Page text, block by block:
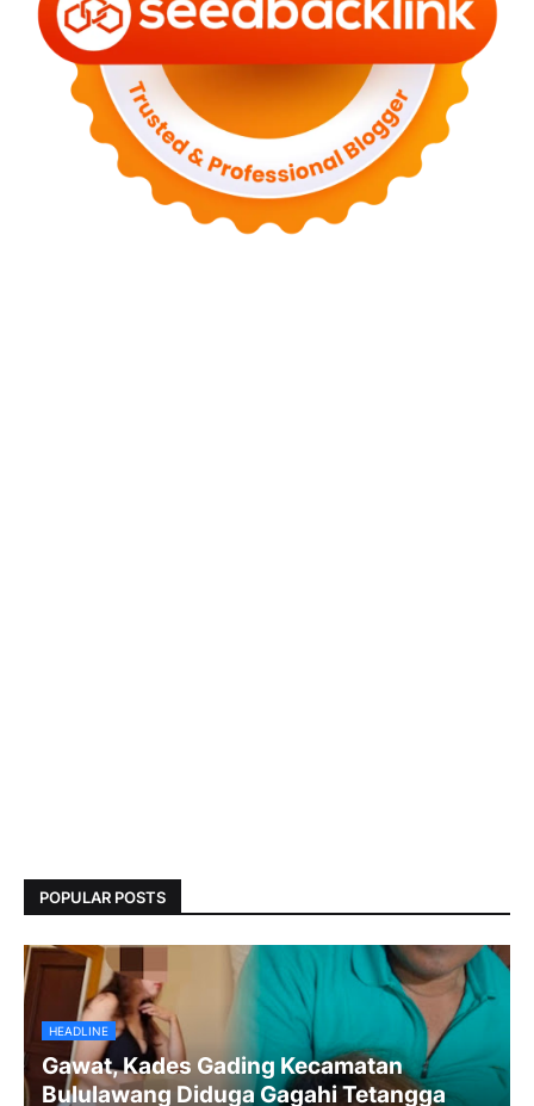
POPULAR POSTS
HEADLINE
Gawat, Kades Gading Kecamatan
Bululawang Diduga Gagahi Tetangga